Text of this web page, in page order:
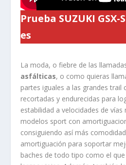
Prueba SUZUKI GSX-
es
La moda, o fiebre de las
asfálticas, o como quieras
partes iguales a las grandes trail
recortadas y endurecidas para
estabilidad a velocidades de vías
modelos sport con
consiguiendo así más
amortiguación para soportar
baches de todo tipo como el